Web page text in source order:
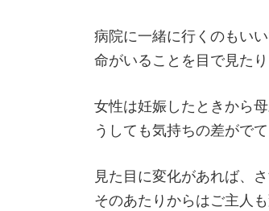
病院に一緒に行くのもい
命がいることを目で見た
女性は妊娠したときから
うしても気持ちの差がで
見た目に変化があれば、
そのあたりからはご主人